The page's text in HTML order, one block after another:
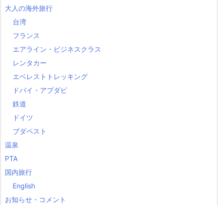
大人の海外旅行
台湾
フランス
エアライン・ビジネスクラス
レンタカー
エベレストトレッキング
ドバイ・アブダビ
鉄道
ドイツ
ブダペスト
温泉
PTA
国内旅行
English
お知らせ・コメント